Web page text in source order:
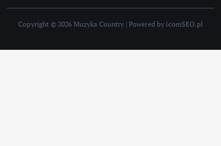
Copyright © 2026 Muzyka Country | Powered by icomSEO.pl